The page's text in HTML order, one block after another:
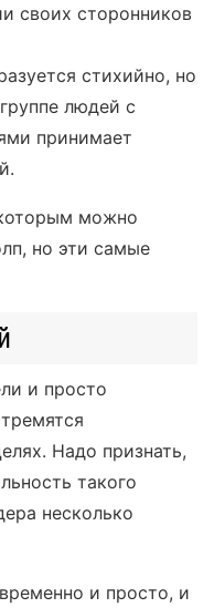
своих сторонников
стихийно, но
людей с
принимает
можно
но эти самые
и просто
Надо признать,
такого
несколько
и просто, и